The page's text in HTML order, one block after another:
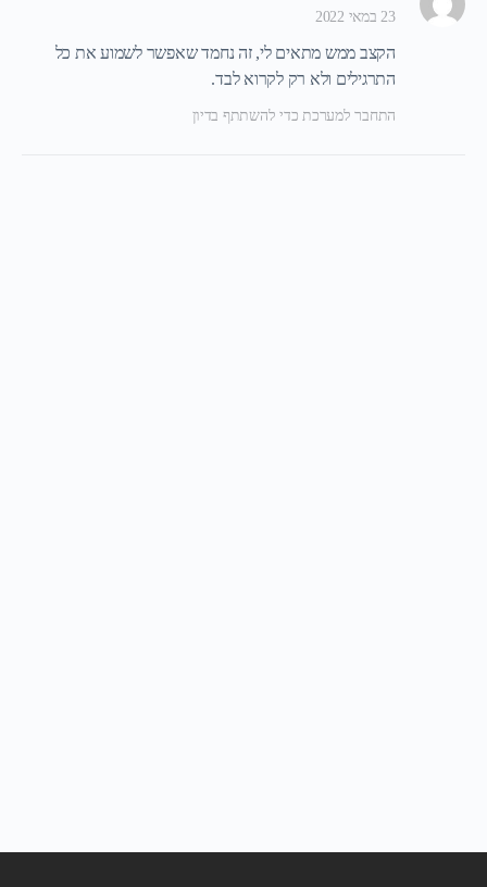
23 במאי 2022
הקצב ממש מתאים לי, זה נחמד שאפשר לשמוע את כל
התרגילים ולא רק לקרוא לבד.
התחבר למערכת כדי להשתתף בדיון